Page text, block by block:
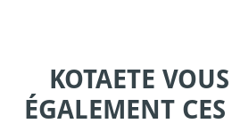
KOTAETE
ÉGALEMENT